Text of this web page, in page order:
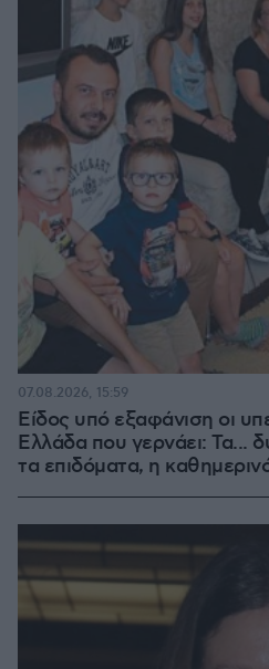
Είδος υπό εξαφάνιση οι
Ελλάδα που γερνάει: Τα...
τα επιδόματα, η
07.08.2026, 15:59